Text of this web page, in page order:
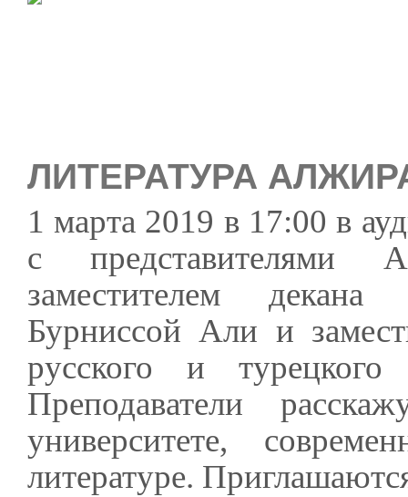
ЛИТЕРАТУРА
1 марта 2019 в 17:00 в
с представителями
заместителем декана
Бурниссой Али и
русского и
Преподаватели
университете,
литературе.